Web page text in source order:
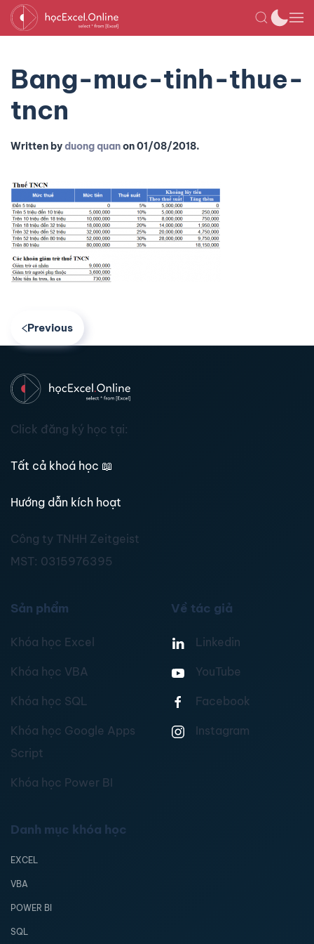
Bang-muc-tinh-thue-
tncn
Written byduong quanon01/08/2018.
Previous
Click đăng ký học tại:
Tất cả khoá học 📖
Hướng dẫn kích hoạt
Công ty TNHH Zeitgeist
MST: 0315976395
Sản phẩm
Khóa học Excel
Khóa học VBA
Khóa học SQL
Khóa học Google Apps
Script
Khóa học Power BI
Về tác giả
Linkedin
YouTube
Facebook
Instagram
Danh mục khóa học
EXCEL
VBA
POWER BI
SQL